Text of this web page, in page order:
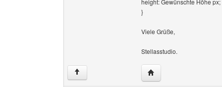
height: Gewünschte Höhe px;
}
Viele Grüße,
Stellasstudio.
↑ Website dieses